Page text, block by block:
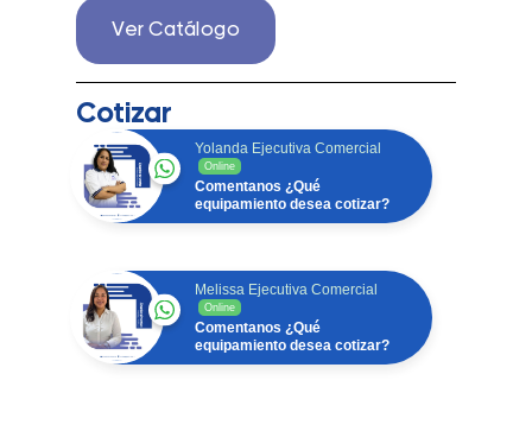
Ver Catálogo
Cotizar
Yolanda Ejecutiva Comercial
Online
Comentanos ¿Qué
equipamiento desea cotizar?
Melissa Ejecutiva Comercial
Online
Comentanos ¿Qué
equipamiento desea cotizar?